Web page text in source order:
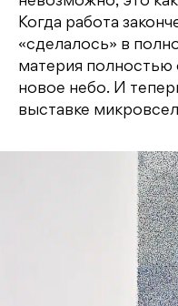
Когда работа
«сделалось» в
материя полностью
новое небо. И
выставке